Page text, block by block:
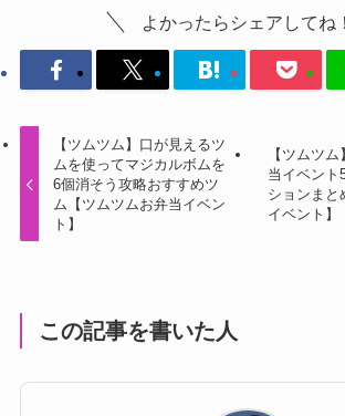
よかったらシェアしてね！
【ツムツム】口が見えるツ
ムを使ってマジカルボムを
6個消そう攻略おすすめツ
ム【ツムツムお弁当イベン
ト】
【ツムツ
当イベント
ションまと
イベント】
この記事を書いた人